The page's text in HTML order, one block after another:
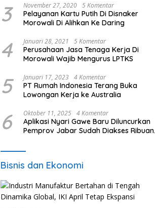
3 November 27, 2020 5 Komentar
Pelayanan Kartu Putih Di Disnaker
Morowali Di Alihkan Ke Daring
4 Januari 28, 2021 5 Komentar
Perusahaan Jasa Tenaga Kerja Di
Morowali Wajib Mengurus LPTKS
5 Januari 17, 2023 4 Komentar
PT Rumah Indonesia Terang Buka
Lowongan Kerja ke Australia
6 Oktober 11, 2025 4 Komentar
Aplikasi Nyari Gawe Baru Diluncurkan
Pemprov Jabar Sudah Diakses Ribuan
Bisnis dan Ekonomi